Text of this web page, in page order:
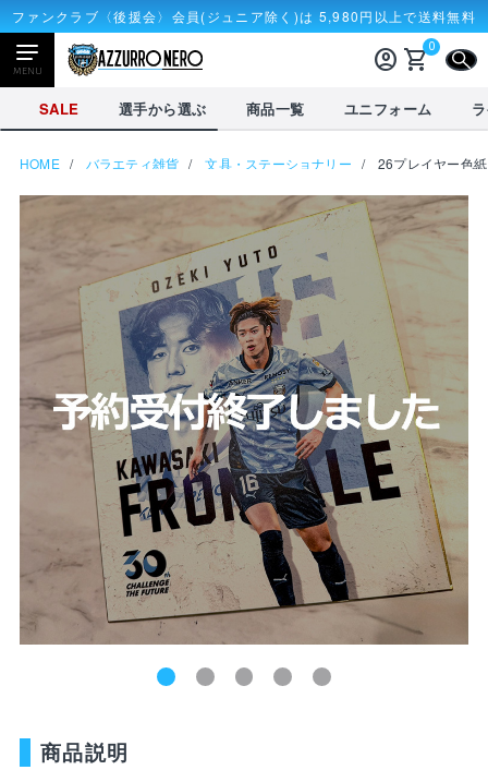
ファンクラブ〈後援会〉会員(ジュニア除く)は 5,980円以上で送料無料
MENU account_circle shopping_cart0
SALE 選手から選ぶ 商品一覧 ユニフォーム
CLOSE
NEWアイテム タオル・マフラー 応戦雑貨
Tシャツ
receipt_long 購入履歴 account_circle ログイン
credit_card 決済情報 shopping_cart カートを見る
選手から選ぶ
新着商品
ランキング
お気に入り
ユニフォーム
CLOSE
SALE 選手から選ぶ 商品一覧
ユニフォーム ライフスタイル
コラボレーショ
バラエティ雑貨
HOME バラエティ雑貨 文具・ステーショナリー 26プレイヤー色紙
商品説明